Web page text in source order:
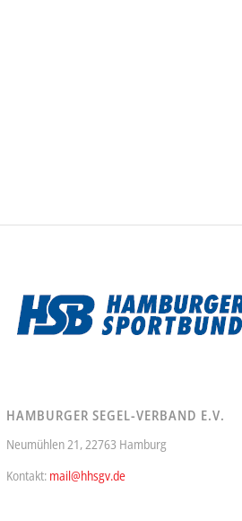
HAMBURGER SEGEL-VERBAND E.V.
Neumühlen 21, 22763 Hamburg
Kontakt: mail@hhsgv.de